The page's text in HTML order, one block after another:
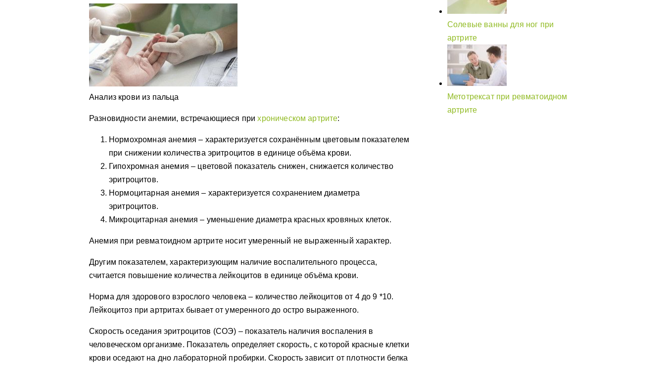
Анализ крови из пальца
Разновидности анемии, встречающиеся прихроническом артрите:
Нормохромная анемия – характеризуется сохранённым цветовым показателем
при снижении количества эритроцитов в единице объёма крови.
Гипохромная анемия – цветовой показатель снижен, снижается количество
эритроцитов.
Нормоцитарная анемия – характеризуется сохранением диаметра
эритроцитов.
Микроцитарная анемия – уменьшение диаметра красных кровяных клеток.
Анемия при ревматоидном артрите носит умеренный не выраженный характер.
Другим показателем, характеризующим наличие воспалительного процесса,
считается повышение количества лейкоцитов в единице объёма крови.
Норма для здорового взрослого человека – количество лейкоцитов от 4 до 9 *10.
Лейкоцитоз при артритах бывает от умеренного до остро выраженного.
Скорость оседания эритроцитов (СОЭ) – показатель наличия воспаления в
человеческом организме. Показатель определяет скорость, с которой красные клетки
крови оседают на дно лабораторной пробирки. Скорость зависит от плотности белка
Солевые ванны для ног при
артрите
Метотрексат при ревматоидном
артрите